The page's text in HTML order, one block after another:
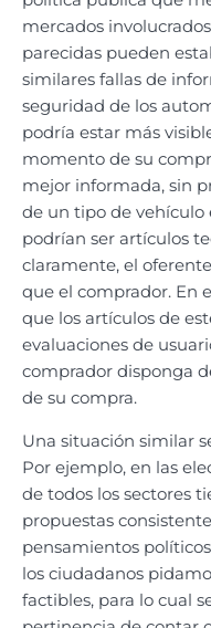
mercados
parecidas pueden
similares fallas de
seguridad de los
podría estar más
momento de su
mejor informada, sin
de un tipo de vehículo
podrían ser artículos
claramente, el
que el comprador. En
que los artículos de
evaluaciones de
comprador disponga
de su compra.
Una situación similar
Por ejemplo, en las
de todos los sectores
propuestas
pensamientos
los ciudadanos
factibles, para lo cual